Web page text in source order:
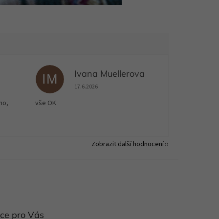
5 z 5 hvězdiček.IM Ivana Muellerova
Hodnocení obchodu je 5 z 5 hvězdiček.
17.6.2026
vše OK
Zobrazit další hodnocení
pro Vás